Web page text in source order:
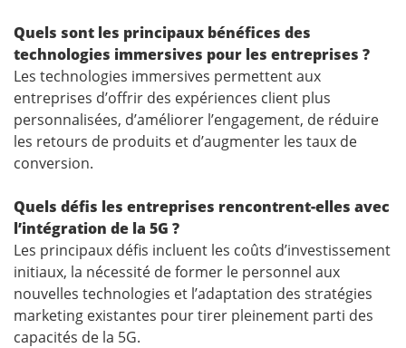
Quels sont les principaux bénéfices des
technologies immersives pour les entreprises ?
Les technologies immersives permettent aux
entreprises d’offrir des expériences client plus
personnalisées, d’améliorer l’engagement, de réduire
les retours de produits et d’augmenter les taux de
conversion.
Quels défis les entreprises rencontrent-elles avec
l’intégration de la 5G ?
Les principaux défis incluent les coûts d’investissement
initiaux, la nécessité de former le personnel aux
nouvelles technologies et l’adaptation des stratégies
marketing existantes pour tirer pleinement parti des
capacités de la 5G.